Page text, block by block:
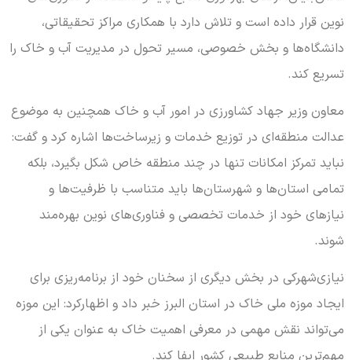
نوین قرار داده است و تلاش دارد با همکاری مراکز تحقیقاتی،
دانشگاه‌ها و بخش خصوصی، مسیر تحول در مدیریت آب و خاک را
تسریع کند.
معاون وزیر جهاد کشاورزی در امور آب و خاک همچنین به موضوع
عدالت منطقه‌ای در توزیع خدمات و زیرساخت‌ها اشاره کرد و گفت:
نباید تمرکز امکانات تنها در چند منطقه خاص شکل بگیرد، بلکه
تمامی استان‌ها و شهرستان‌ها باید متناسب با ظرفیت‌ها و
نیازهای خود از خدمات تخصصی و فناوری‌های نوین بهره‌مند
شوند.
نیازی‌شهرکی در بخش دیگری از سخنان خود از برنامه‌ریزی برای
ایجاد موزه ملی خاک در استان البرز خبر داد و اظهارکرد: این موزه
می‌تواند نقش مهمی در معرفی اهمیت خاک به عنوان یکی از